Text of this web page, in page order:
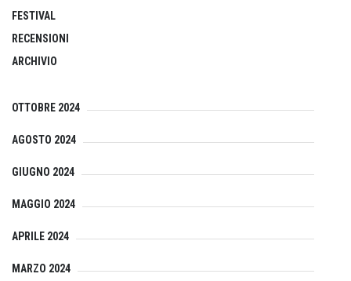
FESTIVAL
RECENSIONI
ARCHIVIO
OTTOBRE 2024
AGOSTO 2024
GIUGNO 2024
MAGGIO 2024
APRILE 2024
MARZO 2024